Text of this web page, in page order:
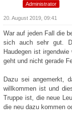
Administrator
20. August 2019, 09:41
War auf jeden Fall die
sich auch sehr gut.
Haudegen ist
geht und nicht gerade
Dazu sei angemerkt,
willkommen ist und
Truppe ist, die neue
die neu dazu kommen